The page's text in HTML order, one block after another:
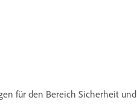
für den Bereich Sicherheit und